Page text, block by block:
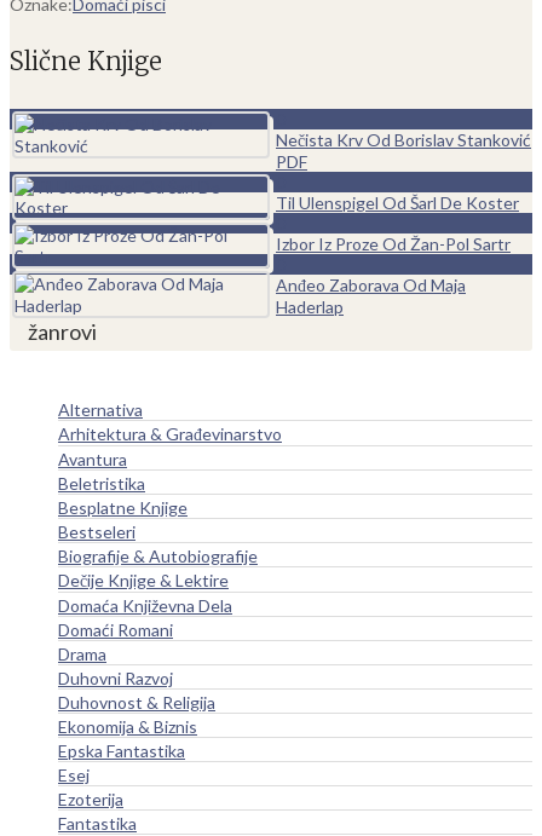
Slične Knjige
Nečista Krv Od Borislav Stanković
PDF
Til Ulenspigel Od Šarl De Koster
Izbor Iz Proze Od Žan-Pol Sartr
Anđeo Zaborava Od Maja
Haderlap
žanrovi
Alternativa
Arhitektura & Građevinarstvo
Avantura
Beletristika
Besplatne Knjige
Bestseleri
Biografije & Autobiografije
Dečije Knjige & Lektire
Domaća Književna Dela
Domaći Romani
Drama
Duhovni Razvoj
Duhovnost & Religija
Ekonomija & Biznis
Epska Fantastika
Esej
Ezoterija
Fantastika